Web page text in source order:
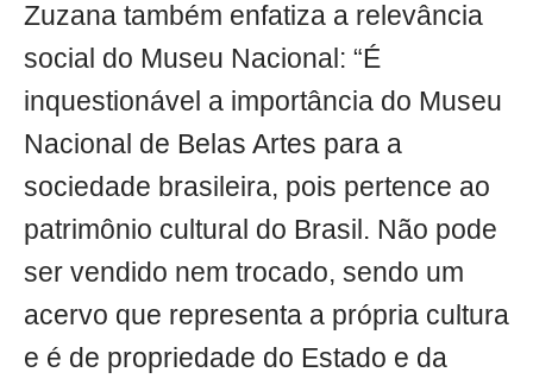
Zuzana também enfatiza a relevância
social do Museu Nacional: “É
inquestionável a importância do Museu
Nacional de Belas Artes para a
sociedade brasileira, pois pertence ao
patrimônio cultural do Brasil. Não pode
ser vendido nem trocado, sendo um
acervo que representa a própria cultura
e é de propriedade do Estado e da